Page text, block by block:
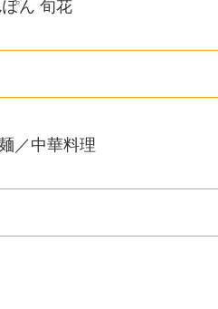
ん 旬花
／中華料理